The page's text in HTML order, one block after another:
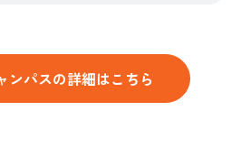
ンパスの詳細はこちら